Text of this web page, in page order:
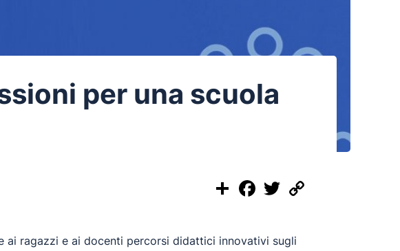
per una scuola
Share Facebook
Twitter
ai ragazzi e ai docenti percorsi didattici innovativi sugli